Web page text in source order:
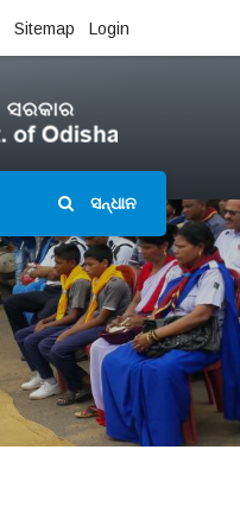
Sitemap Login
ସନ୍ଧାନ